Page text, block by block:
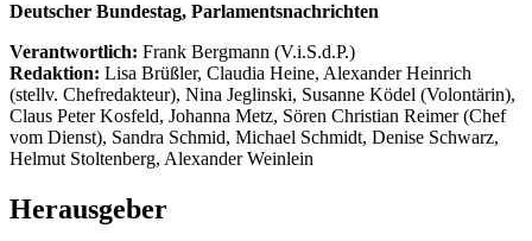
Deutscher Bundestag, Parlamentsnachrichten
Verantwortlich: Frank Bergmann (V.i.S.d.P.)
Redaktion: Lisa Brüßler, Claudia Heine, Alexander Heinrich
(stellv. Chefredakteur), Nina Jeglinski, Susanne Ködel (Volontärin),
Claus Peter Kosfeld, Johanna Metz, Sören Christian Reimer (Chef
vom Dienst), Sandra Schmid, Michael Schmidt, Denise Schwarz,
Helmut Stoltenberg, Alexander Weinlein
Herausgeber